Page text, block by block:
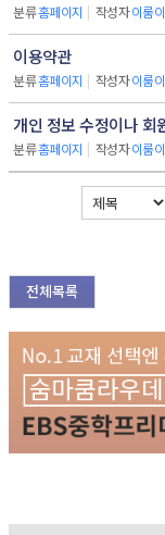
분류홈페이지 | 작성자이룸
이용약관
분류홈페이지 | 작성자이룸
개인 정보 수정이나 회
분류홈페이지 | 작성자이룸
전체목록